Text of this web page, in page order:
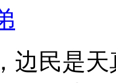
边民是